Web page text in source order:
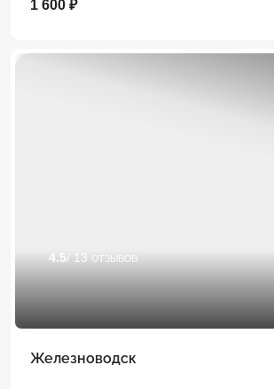
1 600 ₽
4.5/ 13 отзывов
Железноводск